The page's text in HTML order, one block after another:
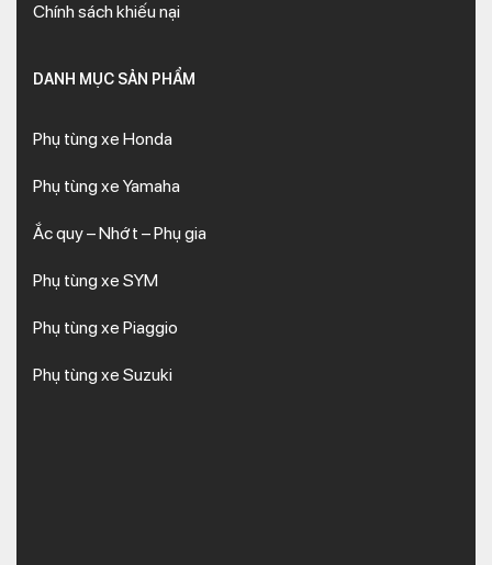
Chính sách khiếu nại
DANH MỤC SẢN PHẨM
Phụ tùng xe Honda
Phụ tùng xe Yamaha
Ắc quy – Nhớt – Phụ gia
Phụ tùng xe SYM
Phụ tùng xe Piaggio
Phụ tùng xe Suzuki